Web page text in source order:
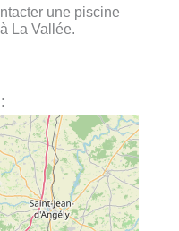
une piscine
La Vallée.